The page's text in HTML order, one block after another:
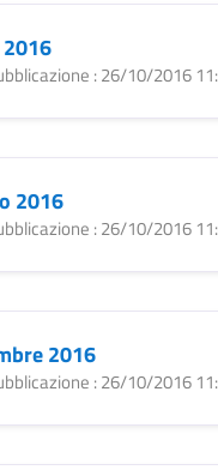
: 26/10/2016
2016
: 26/10/2016
2016
: 26/10/2016